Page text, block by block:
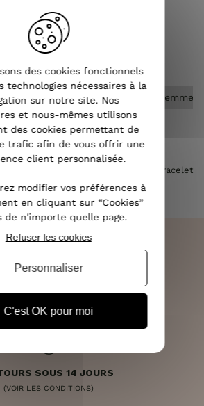
VOIR L'ARTICLE
Bijoux femme Bracelet femme
Bracelet
MILA doré et rosé soleil
LIVRAISON RAPIDE
SOUS 14 JOURS
(VOIR LES CONDITIONS)
des cookies fonctionnels
technologies nécessaires à la
sur notre site. Nos
et nous-mêmes utilisons
des cookies permettant de
trafic afin de vous offrir une
client personnalisée.
modifier vos préférences à
en cliquant sur “Cookies”
de n'importe quelle page.
C'est OK pour moi
Refuser les cookies
Personnaliser